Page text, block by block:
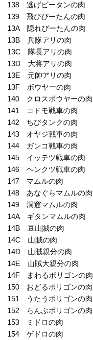
138 逃げピータンの肉
139 飛びぴーたんの肉
13A 隠れぴーたんの肉
13B 兵隊アリの肉
13C 隊長アリの肉
13D 大将アリの肉
13E 元帥アリの肉
13F ボウヤーの肉
140 クロスボウヤーの肉
141 コドモ戦車の肉
142 ちびタンクの肉
143 オヤジ戦車の肉
144 ガンコ戦車の肉
145 イッテツ戦車の肉
146 ヘンクツ戦車の肉
147 マムルの肉
148 あなぐらマムルの肉
149 洞窟マムルの肉
14A ギタンマムルの肉
14B 豆山賊の肉
14C 山賊の肉
14D 山賊親分の肉
14E 山賊大親分の肉
14F まわるポリゴンの肉
150 おどるポリゴンの肉
151 うたうポリゴンの肉
152 らんぶポリゴンの肉
153 ミドロの肉
154 ゲドロの肉